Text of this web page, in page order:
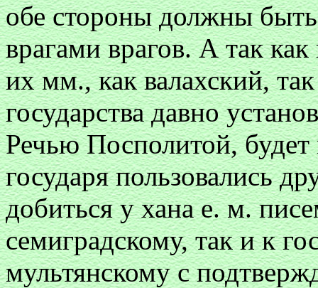
обе стороны должны
врагами врагов. А так
их мм., как валахский,
государства давно
Речью Посполитой, будет
государя пользовались
добиться у хана е. м.
семиградскому, так и к
мультянскому с